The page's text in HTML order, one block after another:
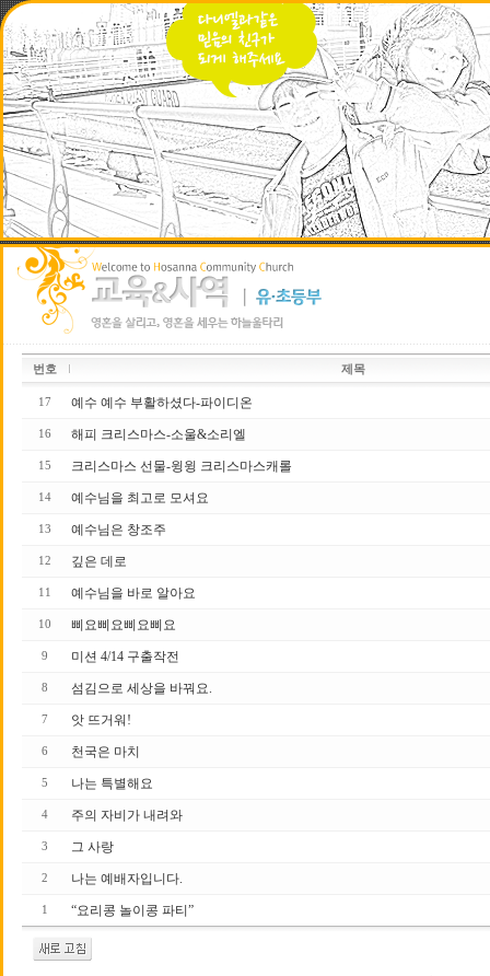
번호 제목
17 예수 예수 부활하셨다-파이디온
16 해피 크리스마스-소울&소리엘
15 크리스마스 선물-윙윙 크리스마스캐롤
14 예수님을 최고로 모셔요
13 예수님은 창조주
12 깊은 데로
11 예수님을 바로 알아요
10 삐요삐요삐요삐요
9 미션 4/14 구출작전
8 섬김으로 세상을 바꿔요.
7 앗 뜨거워!
6 천국은 마치
5 나는 특별해요
4 주의 자비가 내려와
3 그 사랑
2 나는 예배자입니다.
1 “요리콩 놀이콩 파티”